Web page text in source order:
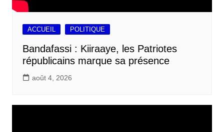
ACCUEIL POLITIQUE
Bandafassi : Kiiraaye, les Patriotes
républicains marque sa présence
août 4, 2026